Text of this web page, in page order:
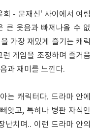
- 문재신' 사이에서 여림
큰 웃음과 빠져나올 수 없
가장 재밌게 즐기는 캐릭
게임을 조정하며 즐거움
과 재미를 느낀다.
는 캐릭터다. 드라마 안에
앗고, 특히나 병판 자식인
난치며.. 이런 드라마 안의